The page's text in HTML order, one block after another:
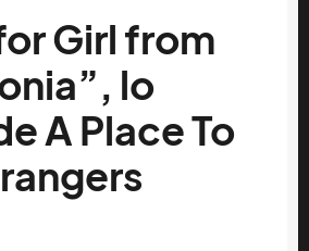
Girl from
lo
A Place To